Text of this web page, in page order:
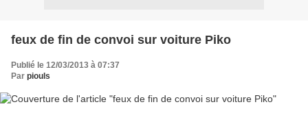
feux de fin de convoi sur voiture Piko
Publié le 12/03/2013 à 07:37
Par piouls